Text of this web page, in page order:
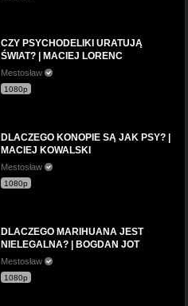
CZY PSYCHODELIKI URATUJĄ
ŚWIAT? | MACIEJ LORENC
Mestosław
1080p
DLACZEGO KONOPIE SĄ JAK PSY? |
MACIEJ KOWALSKI
Mestosław
1080p
DLACZEGO MARIHUANA JEST
NIELEGALNA? | BOGDAN JOT
Mestosław
1080p